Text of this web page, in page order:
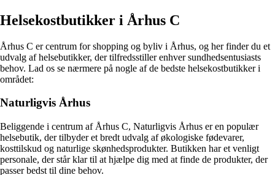
Helsekostbutikker i Århus C
Århus C er centrum for shopping og byliv i Århus, og her finder du et
udvalg af helsebutikker, der tilfredsstiller enhver sundhedsentusiasts
behov. Lad os se nærmere på nogle af de bedste helsekostbutikker i
området:
Naturligvis Århus
Beliggende i centrum af Århus C, Naturligvis Århus er en populær
helsebutik, der tilbyder et bredt udvalg af økologiske fødevarer,
kosttilskud og naturlige skønhedsprodukter. Butikken har et venligt
personale, der står klar til at hjælpe dig med at finde de produkter, der
passer bedst til dine behov.